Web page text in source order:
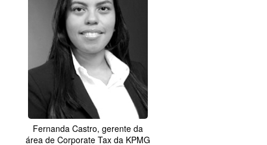
Fernanda Castro, gerente da
área de Corporate Tax da KPMG